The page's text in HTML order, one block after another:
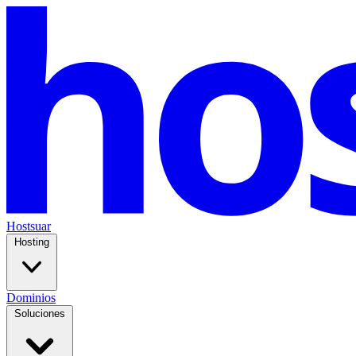
Hostsuar
Hosting
Dominios
Soluciones